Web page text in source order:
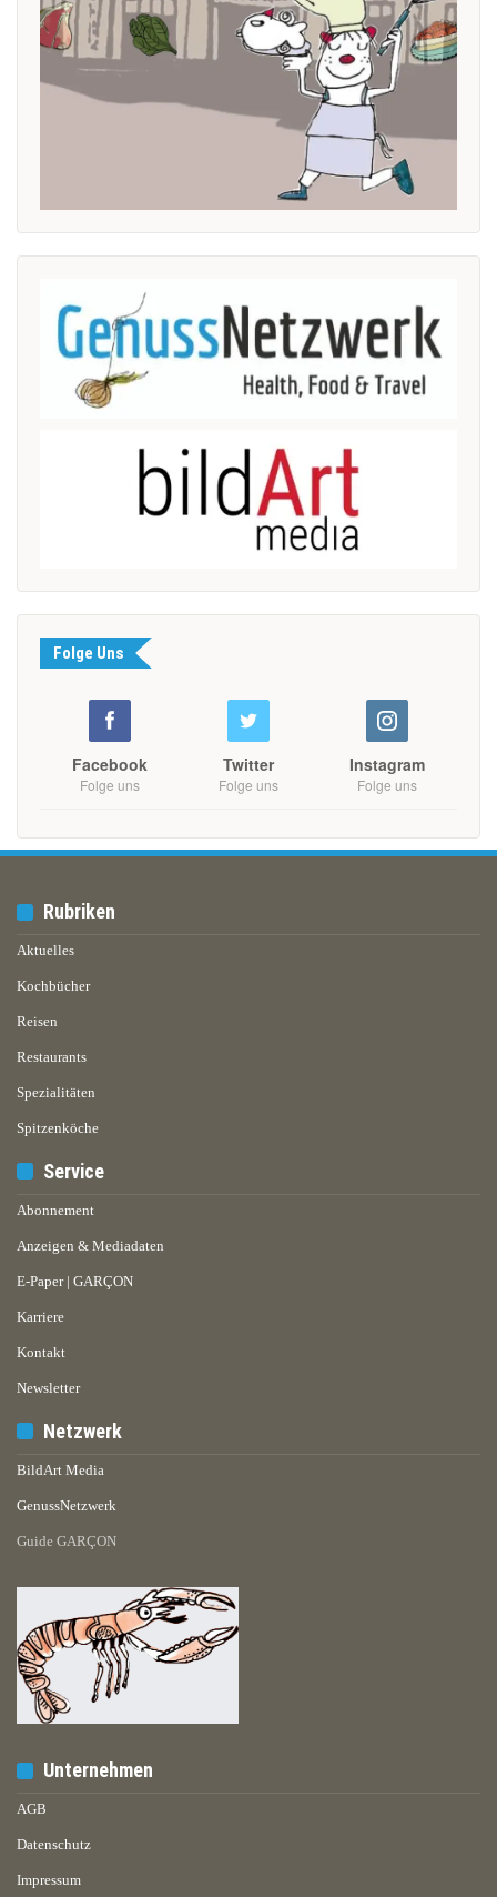
Folge Uns
Facebook
Folge uns
Twitter
Folge uns
Instagram
Folge uns
Rubriken
Aktuelles
Kochbücher
Reisen
Restaurants
Spezialitäten
Spitzenköche
Service
Abonnement
Anzeigen & Mediadaten
E-Paper | GARÇON
Karriere
Kontakt
Newsletter
Netzwerk
BildArt Media
GenussNetzwerk
Guide GARÇON
Unternehmen
AGB
Datenschutz
Impressum